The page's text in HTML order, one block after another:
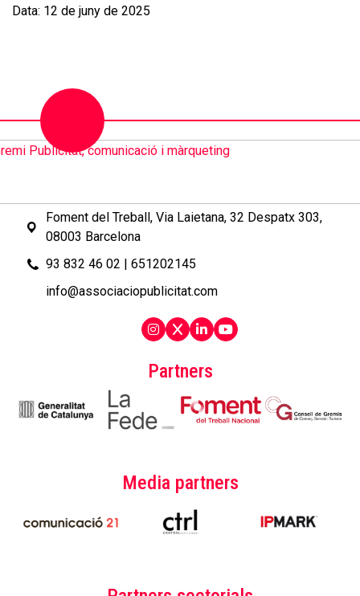
Data: 12 de juny de 2025
Partners
Media partners
Foment del Treball, Via Laietana, 32 Despatx 303,
08003 Barcelona
93 832 46 02 | 651202145
info@associaciopublicitat.com